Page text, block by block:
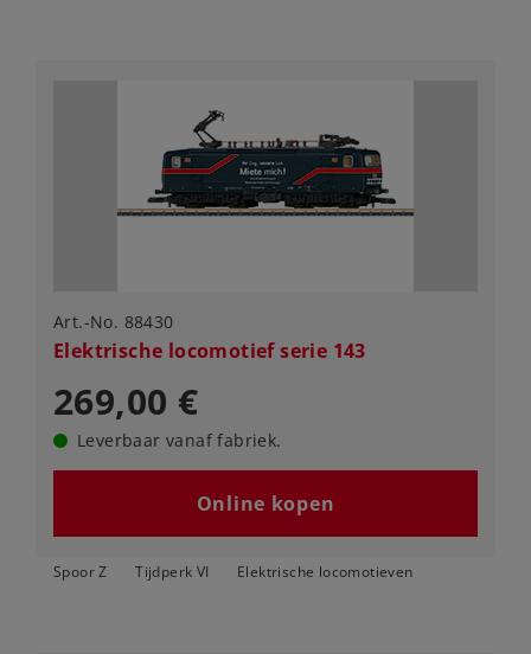
Art.-No. 88430
Elektrische locomotief serie 143
269,00 €
Leverbaar vanaf fabriek.
Online kopen
Spoor Z Tijdperk VI Elektrische locomotieven